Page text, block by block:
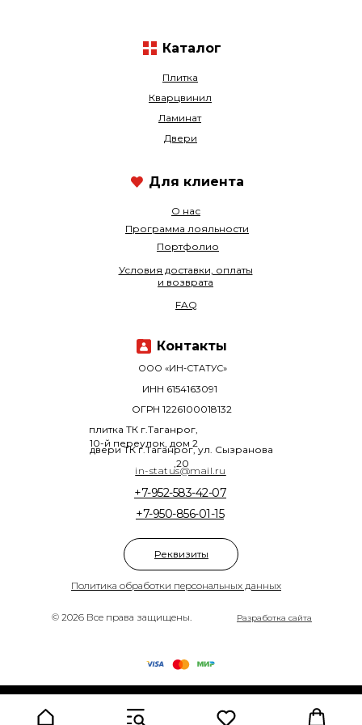
© 2026 Все права защищены.
Политика обработки персональных данных
Плитка
Кварцвинил
+7-950-856-01-15
+7-952-583-42-07
О нас
Ламинат
Программа лояльности
Двери
Портфолио
ООО «ИН-СТАТУС»
плитка ТК г.Таганрог,
10-й переулок, дом 2
двери ТК г.Таганрог, ул. Сызранова
,20
ОГРН 1226100018132
ИНН 6154163091
Разработка сайта
Условия доставки, оплаты
и возврата
FAQ
Каталог
in-status@mail.ru
Контакты
Для клиента
Реквизиты
Made on Tilda